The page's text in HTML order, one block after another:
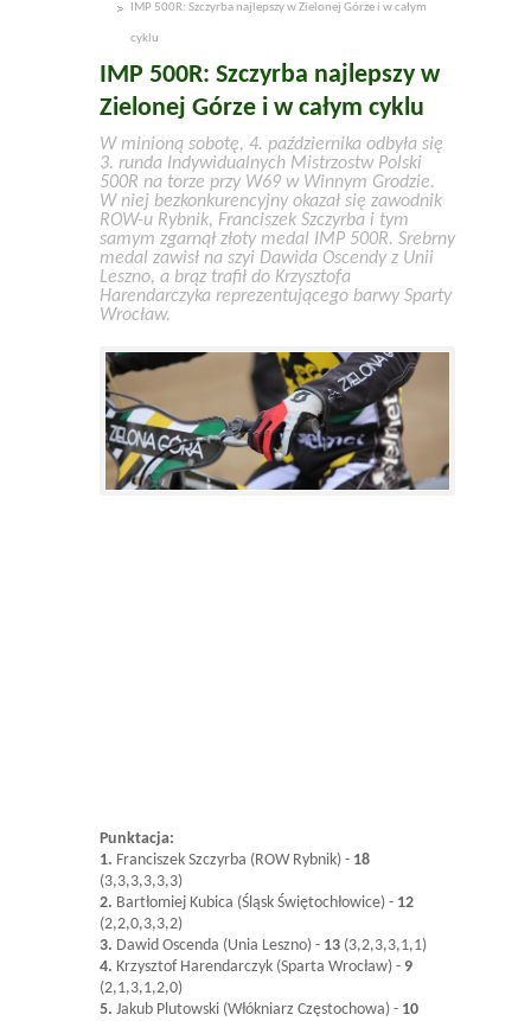
IMP 500R: Szczyrba najlepszy w Zielonej Górze i w całym
cyklu
IMP 500R: Szczyrba najlepszy w
Zielonej Górze i w całym cyklu
W minioną sobotę, 4. października odbyła się
3. runda Indywidualnych Mistrzostw Polski
500R na torze przy W69 w Winnym Grodzie.
W niej bezkonkurencyjny okazał się zawodnik
ROW-u Rybnik, Franciszek Szczyrba i tym
samym zgarnął złoty medal IMP 500R. Srebrny
medal zawisł na szyi Dawida Oscendy z Unii
Leszno, a brąz trafił do Krzysztofa
Harendarczyka reprezentującego barwy Sparty
Wrocław.
Punktacja:
1. Franciszek Szczyrba (ROW Rybnik) - 18
(3,3,3,3,3,3)
2. Bartłomiej Kubica (Śląsk Świętochłowice) - 12
(2,2,0,3,3,2)
3. Dawid Oscenda (Unia Leszno) - 13 (3,2,3,3,1,1)
4. Krzysztof Harendarczyk (Sparta Wrocław) - 9
(2,1,3,1,2,0)
5. Jakub Plutowski (Włókniarz Częstochowa) - 10